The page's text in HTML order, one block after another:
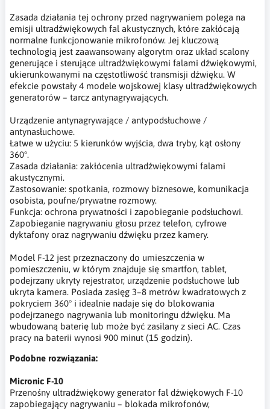
Zasada działania tej ochrony przed nagrywaniem polega na
emisji ultradźwiękowych fal akustycznych, które zakłócają
normalne funkcjonowanie mikrofonów. Jej kluczową
technologią jest zaawansowany algorytm oraz układ scalony
generujące i sterujące ultradźwiękowymi falami dźwiękowymi,
ukierunkowanymi na częstotliwość transmisji dźwięku. W
efekcie powstały 4 modele wojskowej klasy ultradźwiękowych
generatorów – tarcz antynagrywających.
Urządzenie antynagrywające / antypodsłuchowe /
antynasłuchowe.
Łatwe w użyciu: 5 kierunków wyjścia, dwa tryby, kąt osłony
360°.
Zasada działania: zakłócenia ultradźwiękowymi falami
akustycznymi.
Zastosowanie: spotkania, rozmowy biznesowe, komunikacja
osobista, poufne/prywatne rozmowy.
Funkcja: ochrona prywatności i zapobieganie podsłuchowi.
Zapobieganie nagrywaniu głosu przez telefon, cyfrowe
dyktafony oraz nagrywaniu dźwięku przez kamery.
Model F-12 jest przeznaczony do umieszczenia w
pomieszczeniu, w którym znajduje się smartfon, tablet,
podejrzany ukryty rejestrator, urządzenie podsłuchowe lub
ukryta kamera. Posiada zasięg 3–8 metrów kwadratowych z
pokryciem 360° i idealnie nadaje się do blokowania
podejrzanego nagrywania lub monitoringu dźwięku. Ma
wbudowaną baterię lub może być zasilany z sieci AC. Czas
pracy na baterii wynosi 900 minut (15 godzin).
Podobne rozwiązania:
Micronic F-10
Przenośny ultradźwiękowy generator fal dźwiękowych F-10
zapobiegający nagrywaniu – blokada mikrofonów,